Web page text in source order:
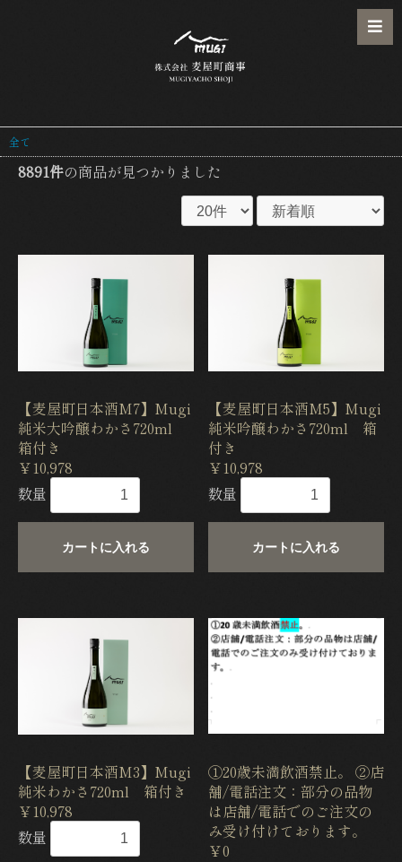
全て
8891件の商品が見つかりました
【麦屋町日本酒M7】Mugi
純米大吟醸わかさ720ml
箱付き
￥10,978
数量
カートに入れる
【麦屋町日本酒M5】Mugi
純米吟醸わかさ720ml 箱
付き
￥10,978
数量
カートに入れる
【麦屋町日本酒M3】Mugi
純米わかさ720ml 箱付き
￥10,978
数量
①20歳未満飲酒禁止。 ②店
舗/電話注文：部分の品物
は店舗/電話でのご注文の
み受け付けております。
￥0